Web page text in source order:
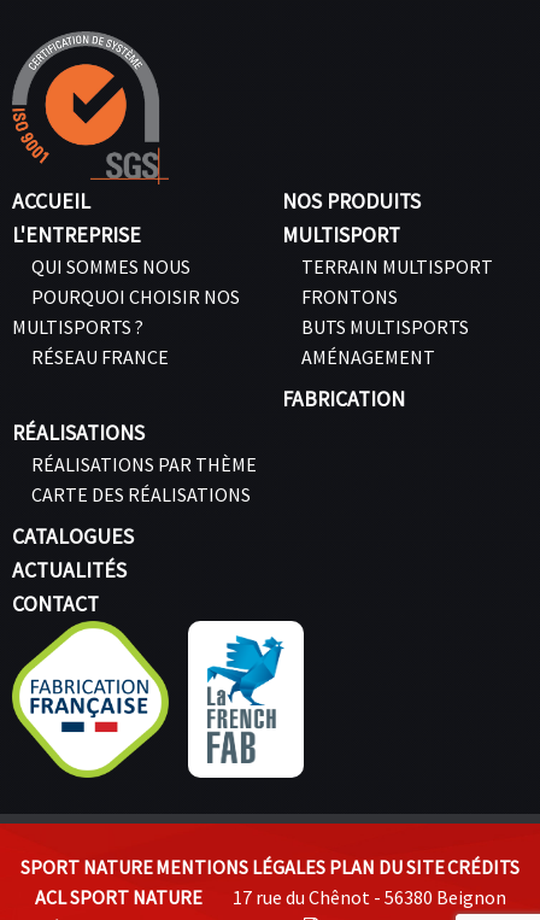
ACCUEIL
L'ENTREPRISE
QUI SOMMES NOUS
POURQUOI CHOISIR NOS
MULTISPORTS ?
RÉSEAU FRANCE
NOS PRODUITS
MULTISPORT
TERRAIN MULTISPORT
FRONTONS
BUTS MULTISPORTS
AMÉNAGEMENT
FABRICATION
RÉALISATIONS
RÉALISATIONS PAR THÈME
CARTE DES RÉALISATIONS
CATALOGUES
ACTUALITÉS
CONTACT
SPORT NATUREMENTIONS LÉGALES PLAN DU SITECRÉDITS
ACL SPORT NATURE
17 rue du Chênot - 56380 Beignon